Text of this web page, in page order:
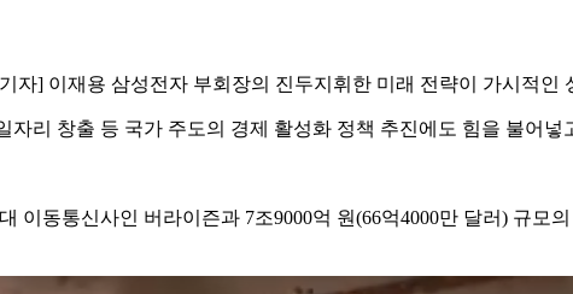
자] 이재용 삼성전자 부회장의 진두지휘한 미래 전략이 가시적인
리 창출 등 국가 주도의 경제 활성화 정책 추진에도 힘을 불어넣
동통신사인 버라이즌과 7조9000억 원(66억4000만 달러) 규모